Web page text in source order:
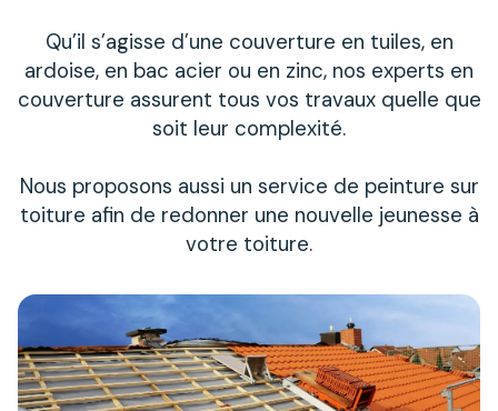
Qu’il s’agisse d’une couverture en tuiles, en
ardoise, en bac acier ou en zinc, nos experts en
couverture assurent tous vos travaux quelle que
soit leur complexité.
Nous proposons aussi un service de peinture sur
toiture afin de redonner une nouvelle jeunesse à
votre toiture.